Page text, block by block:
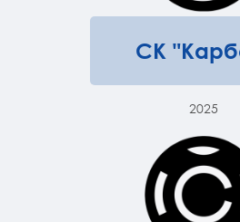
СК
2025